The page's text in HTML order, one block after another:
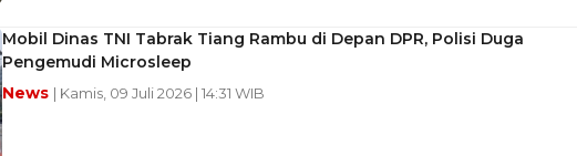
Mobil Dinas TNI Tabrak Tiang Rambu di Depan DPR, Polisi Duga
Pengemudi Microsleep
News | Kamis, 09 Juli 2026 | 14:31 WIB